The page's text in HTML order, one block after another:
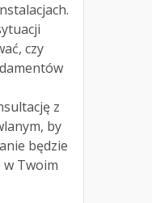
czy
z
by
będzie
w Twoim